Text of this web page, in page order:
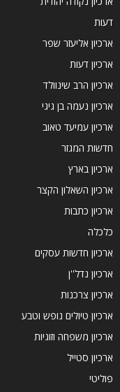
דעות
ארכיון אליעזר שפר
ארכיון דעות
ארכיון הרב שינוולד
ארכיון נעמה בן גיגי
ארכיון עמיעד טאוב
חדשות המגזר
ארכיון בארץ
ארכיון השאלון הקצר
ארכיון כתבות
כלכלה
ארכיון חדשות עסקים
ארכיון נדל''ן
ארכיון צרכנות
ארכיון טיולים נופש וטבע
ארכיון משפחה וזוגיות
ארכיון סטייל
פוליטי